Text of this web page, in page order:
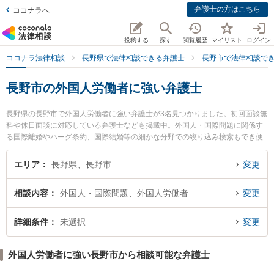
ココナラへ 弁護士の方はこちら
投稿する 探す 閲覧履歴 マイリスト ログイン
ココナラ法律相談 長野県で法律相談できる弁護士 長野市で法律相談で
長野市の外国人労働者に強い弁護士
長野県の長野市で外国人労働者に強い弁護士が3名見つかりました。初回面談無
料や休日面談に対応している弁護士なども掲載中。外国人・国際問題に関係す
る国際離婚やハーグ条約、国際結婚等の細かな分野での絞り込み検索もでき便
利です。特に信濃法律事務所の臼井 義幸弁護士やりんご法律事務所の秋山 英範
弁護士、竹内喜宜法律事務所の山浦 能央弁護士のプロフィール情報や弁護士費
決の実績豊富な近くの弁護士を検索したい』『初回相談無料で外国人労働者を
法律相談できる長野市内の弁護士に相談予約したい』などでお困りの相談者さ
んにおすすめです。
エリア 長野県、長野市 変更
相談内容 外国人・国際問題、外国人労働者 変更
詳細条件 未選択 変更
外国人労働者に強い長野市から相談可能な弁護士